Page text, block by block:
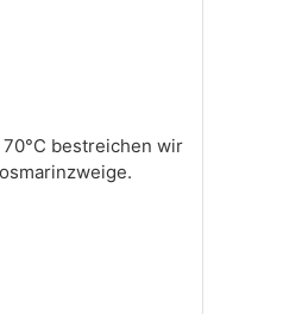
bestreichen wir